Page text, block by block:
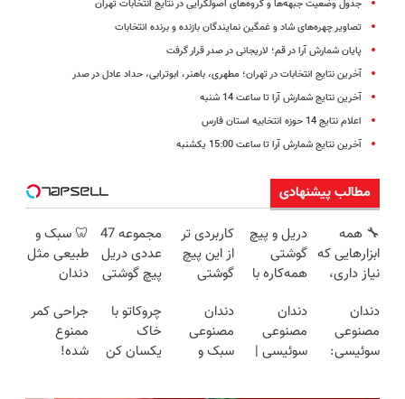
جدول وضعیت جبهه‌ها و گروه‌های اصولگرایی در نتایج انتخابات تهران
تصاویر چهره‌های شاد و غمگین نمایندگان بازنده و برنده انتخابات
پایان شمارش آرا در قم؛ لاریجانی در صدر قرار گرفت
آخرین نتایج انتخابات در تهران؛ مطهری، باهنر، ابوترابی، حداد عادل در صدر
آخرین نتایج شمارش آرا تا ساعت 14 شنبه
اعلام نتایج 14 حوزه انتخابیه استان فارس
آخرین نتایج شمارش آرا تا ساعت 15:00 یکشنبه
مطالب پیشنهادی
🔧 همه
ابزارهایی که
نیاز داری،
جمع شده!
تخفیف به
مدت
دریل و پیچ
گوشتی
همه‌کاره با
هوشمند ⚙️
(نصف
قیمت بازار
کاربردی تر
از این پیچ
گوشتی
تیکه
کاربردی با
ضمانت
مجموعه 47
عددی دریل
پیچ گوشتی
(تخفیف به
مدت
محدود)
🦷 سبک و
طبیعی مثل
دندان
نصب آسان
و پرداخت
اقساطی 💳
دندان
مصنوعی
سوئیسی:
دندان
مصنوعی
سوئیسی |
دندان
مصنوعی
سبک و
چروکاتو با
خاک
یکسان کن
جراحی کمر
ممنوع
شده!